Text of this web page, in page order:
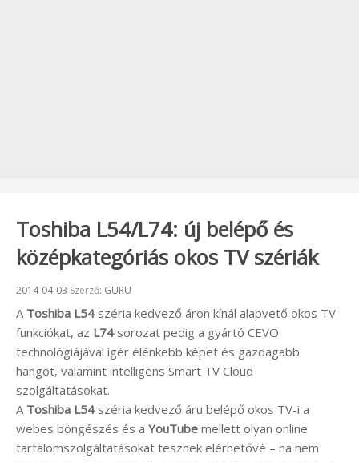
Toshiba L54/L74: új belépő és
középkategóriás okos TV szériák
Beküldve:
2014-04-03 Szerző: GURU
A Toshiba L54széria kedvező áron kínál alapvető okos TV
funkciókat, az L74sorozat pedig a gyártó CEVO
technológiájával ígér élénkebb képet és gazdagabb
hangot, valamint intelligens Smart TV Cloud
szolgáltatásokat.
A Toshiba L54széria kedvező áru belépő okos TV-i a
webes böngészés és a YouTube mellett olyan online
tartalomszolgáltatásokat tesznek elérhetővé – na nem